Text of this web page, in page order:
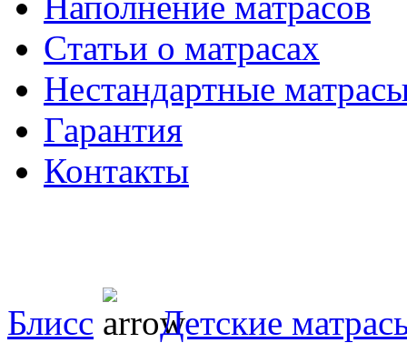
Cтатьи о матрасах
Нестандартные
Гарантия
Контакты
Блисс
Детские